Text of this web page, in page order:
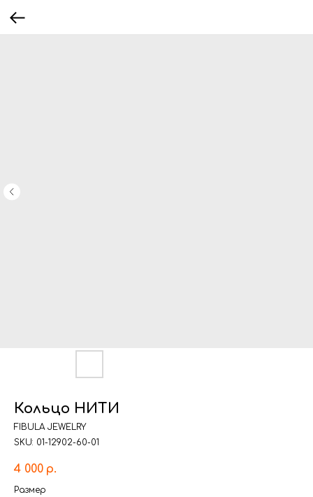
Кольцо НИТИ
FIBULA JEWELRY
SKU: 01-12902-60-01
4 000 р.
Размер